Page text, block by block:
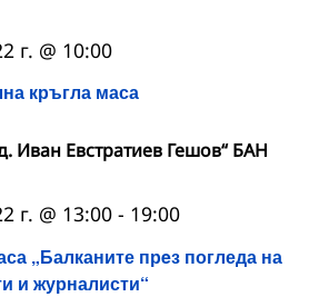
кръгла маса
г. @ 10:00
Иван Евстратиев Гешов“ БАН
„Балканите прeз погледа на
и журналисти“
г. @ 13:00 - 19:00